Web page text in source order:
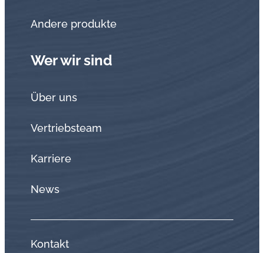
Andere produkte
Wer wir sind
Über uns
Vertriebsteam
Karriere
News
Kontakt